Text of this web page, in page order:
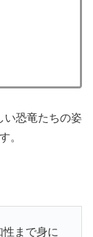
い恐竜たちの姿
。
まで身に